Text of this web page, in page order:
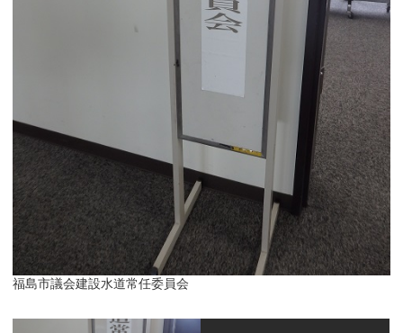
福島市議会建設水道常任委員会